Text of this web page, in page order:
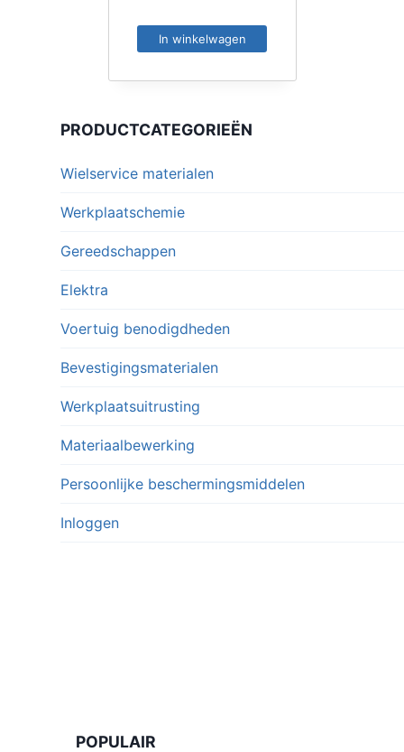
In winkelwagen
PRODUCTCATEGORIEËN
Wielservice materialen
Werkplaatschemie
Gereedschappen
Elektra
Voertuig benodigdheden
Bevestigingsmaterialen
Werkplaatsuitrusting
Materiaalbewerking
Persoonlijke beschermingsmiddelen
Inloggen
POPULAIR